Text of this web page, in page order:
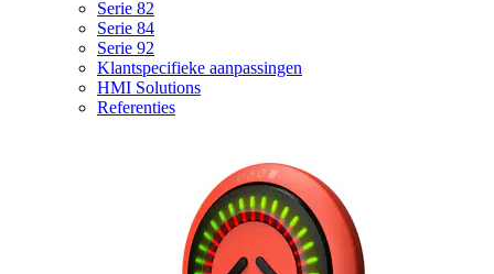
Serie 82
Serie 84
Serie 92
Klantspecifieke aanpassingen
HMI Solutions
Referenties